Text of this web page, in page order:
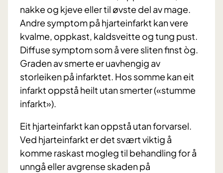
nakke og kjeve eller til øvste del av mage.
Andre symptom på hjarteinfarkt kan vere
kvalme, oppkast, kaldsveitte og tung pust.
Diffuse symptom som å vere sliten finst òg.
Graden av smerte er uavhengig av
storleiken på infarktet. Hos somme kan eit
infarkt oppstå heilt utan smerter («stumme
infarkt»).
Eit hjarteinfarkt kan oppstå utan forvarsel.
Ved hjarteinfarkt er det svært viktig å
komme raskast mogleg til behandling for å
unngå eller avgrense skaden på